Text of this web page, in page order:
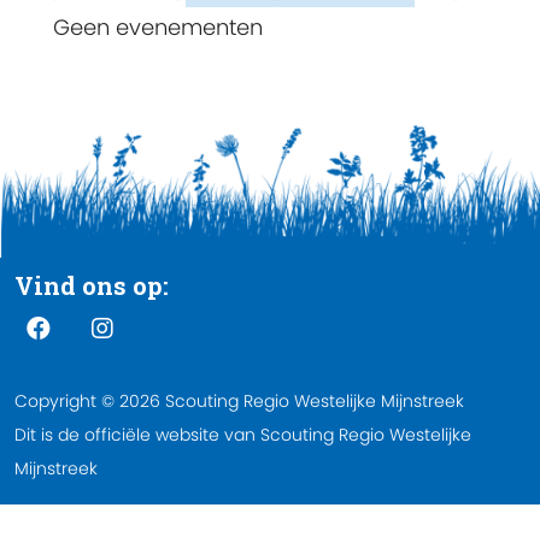
Geen evenementen
Vind ons op:
Copyright © 2026 Scouting Regio Westelijke Mijnstreek
Dit is de officiële website van Scouting Regio Westelijke
Mijnstreek